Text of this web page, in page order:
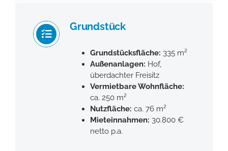
Grundstück
Grundstücksfläche: 335 m²
Außenanlagen: Hof,
überdachter Freisitz
Vermietbare Wohnfläche:
ca. 250 m²
Nutzfläche: ca. 76 m²
Mieteinnahmen: 30.800 €
netto p.a.